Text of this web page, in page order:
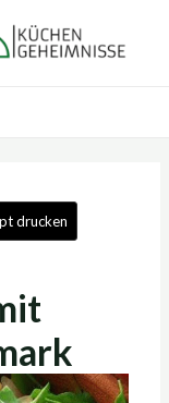
drucken